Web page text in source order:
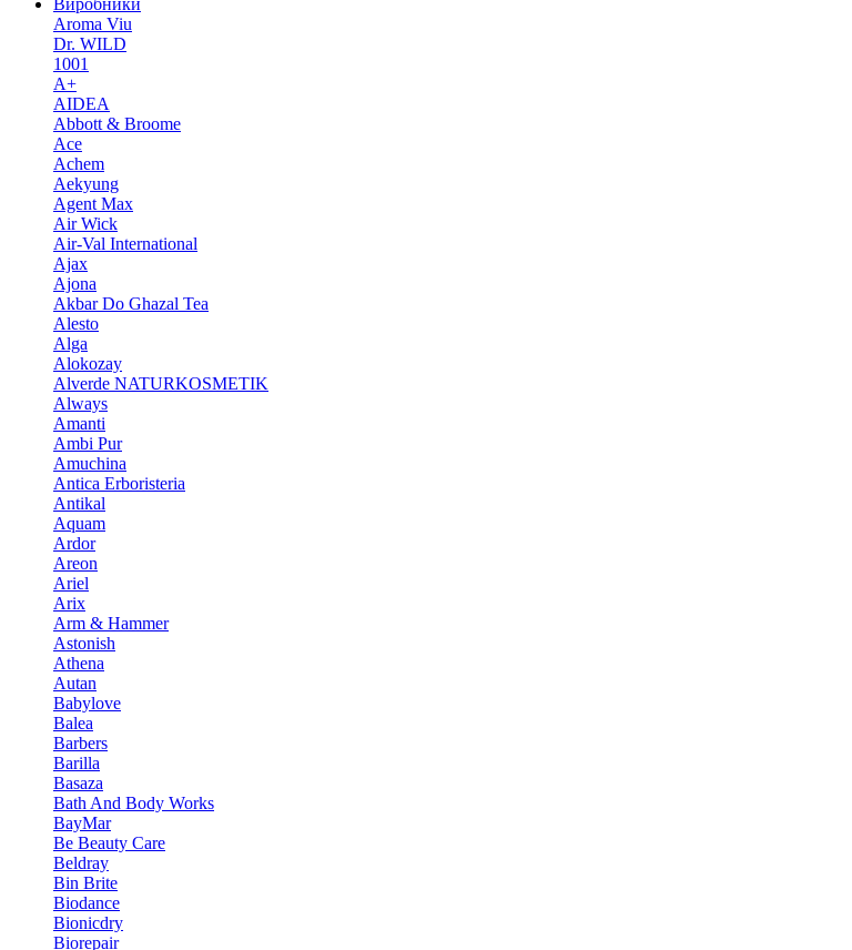
Виробники
Aroma Viu
Dr. WILD
1001
A+
AIDEA
Abbott & Broome
Ace
Achem
Aekyung
Agent Max
Air Wick
Air-Val International
Ajax
Ajona
Akbar Do Ghazal Tea
Alesto
Alga
Alokozay
Alverde NATURKOSMETIK
Always
Amanti
Ambi Pur
Amuchina
Antica Erboristeria
Antikal
Aquam
Ardor
Areon
Ariel
Arix
Arm & Hammer
Astonish
Athena
Autan
Babylove
Balea
Barbers
Barilla
Basaza
Bath And Body Works
BayMar
Be Beauty Care
Beldray
Bin Brite
Biodance
Bionicdry
Biorepair